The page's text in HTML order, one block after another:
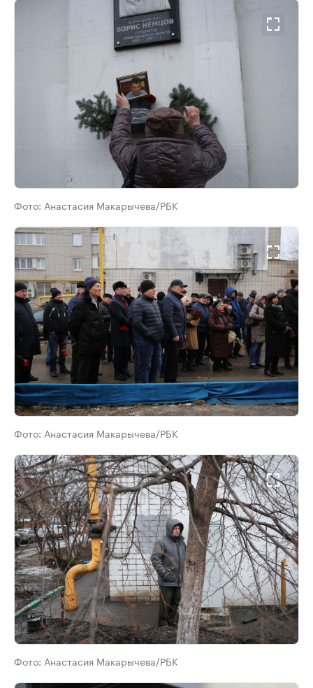
Фото: Анастасия Макарычева/РБК
Фото: Анастасия Макарычева/РБК
Фото: Анастасия Макарычева/РБК